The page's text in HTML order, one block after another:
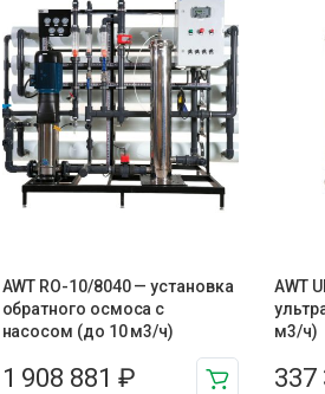
AWT RO-10/8040 — установка
обратного осмоса с
насосом (до 10 м3/ч)
1 908 881₽
AWT
м3/ч)
337